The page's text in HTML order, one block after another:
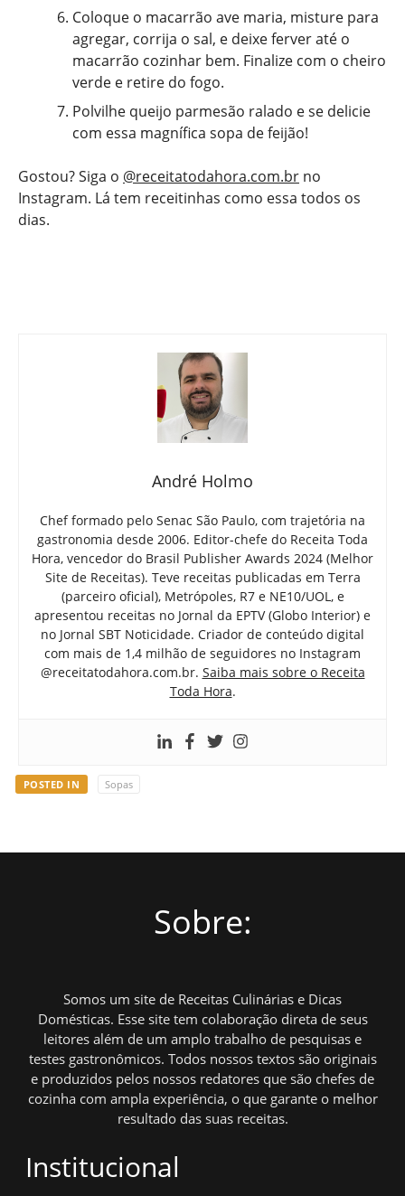
Coloque o macarrão ave maria, misture para
agregar, corrija o sal, e deixe ferver até o
macarrão cozinhar bem. Finalize com o cheiro
verde e retire do fogo.
Polvilhe queijo parmesão ralado e se delicie
com essa magnífica sopa de feijão!
Gostou? Siga o @receitatodahora.com.br no
Instagram. Lá tem receitinhas como essa todos os
dias.
André Holmo
Chef formado pelo Senac São Paulo, com trajetória na
gastronomia desde 2006. Editor-chefe do Receita Toda
Hora, vencedor do Brasil Publisher Awards 2024 (Melhor
Site de Receitas). Teve receitas publicadas em Terra
(parceiro oficial), Metrópoles, R7 e NE10/UOL, e
apresentou receitas no Jornal da EPTV (Globo Interior) e
no Jornal SBT Noticidade. Criador de conteúdo digital
com mais de 1,4 milhão de seguidores no Instagram
@receitatodahora.com.br. Saiba mais sobre o Receita
Toda Hora.
POSTED IN Sopas
Sobre:
Somos um site de Receitas Culinárias e Dicas
Domésticas. Esse site tem colaboração direta de seus
leitores além de um amplo trabalho de pesquisas e
testes gastronômicos. Todos nossos textos são originais
e produzidos pelos nossos redatores que são chefes de
cozinha com ampla experiência, o que garante o melhor
resultado das suas receitas.
Institucional